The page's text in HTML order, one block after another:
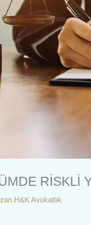
RİSKLİ
H&K Avukatlık